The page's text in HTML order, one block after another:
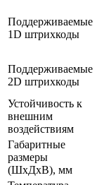
Поддерживаемые
1D штрихкоды
Поддерживаемые
2D штрихкоды
Устойчивость к
внешним
воздействиям
Габаритные
размеры
(ШхДхВ), мм